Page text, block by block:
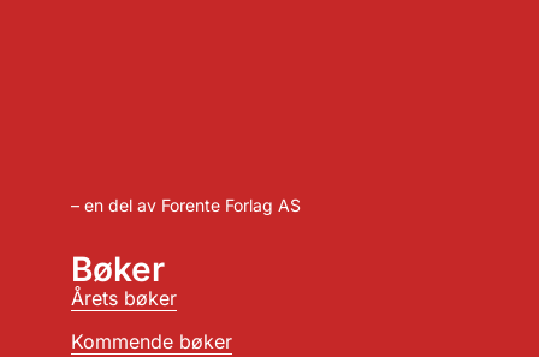
– en del av Forente Forlag AS
Bøker
Årets bøker
Kommende bøker